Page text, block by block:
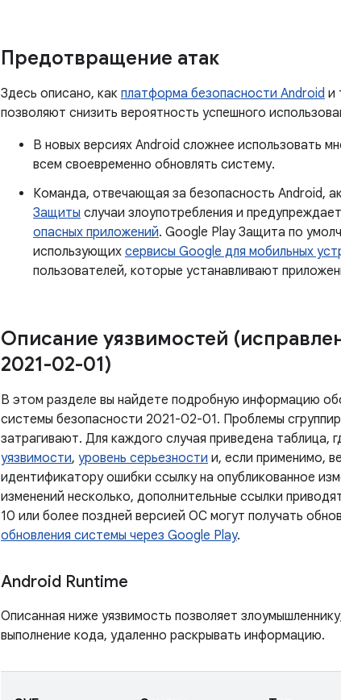
Предотвращение атак
Здесь описано, как платформа безопасности Android и
позволяют снизить вероятность успешного
В новых версиях Android сложнее использовать
всем своевременно обновлять систему.
Команда, отвечающая за безопасность Android,
Защиты случаи злоупотребления и
опасных приложений. Google Play Защита по
использующих сервисы Google для мобильных
пользователей, которые устанавливают
Описание уязвимостей
2021-02-01)
В этом разделе вы найдете подробную информацию
системы безопасности 2021-02-01. Проблемы
затрагивают. Для каждого случая приведена таблица,
уязвимости, уровень серьезности и, если применимо,
идентификатору ошибки ссылку на опубликованное
изменений несколько, дополнительные ссылки
10 или более поздней версией ОС могут получать
обновления системы через Google Play.
Android Runtime
Описанная ниже уязвимость позволяет
выполнение кода, удаленно раскрывать информацию.